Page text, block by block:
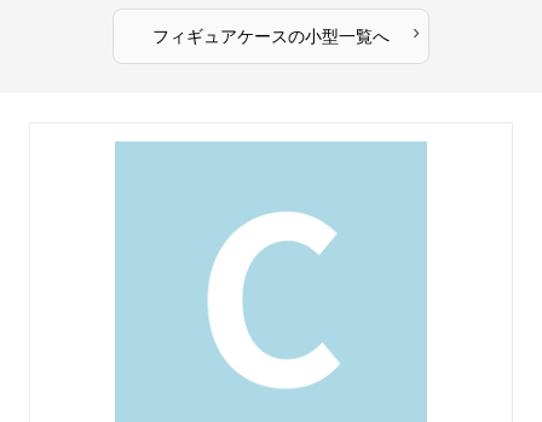
フィギュアケースの小型一覧へ ›